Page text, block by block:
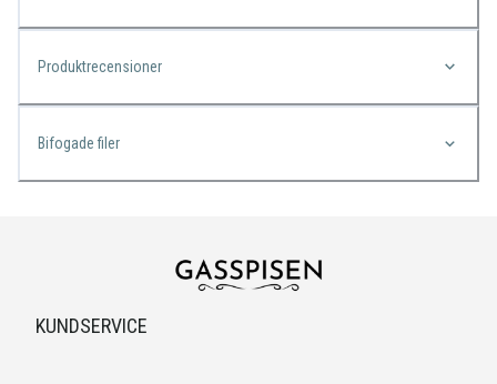
Produktrecensioner
Bifogade filer
KUNDSERVICE